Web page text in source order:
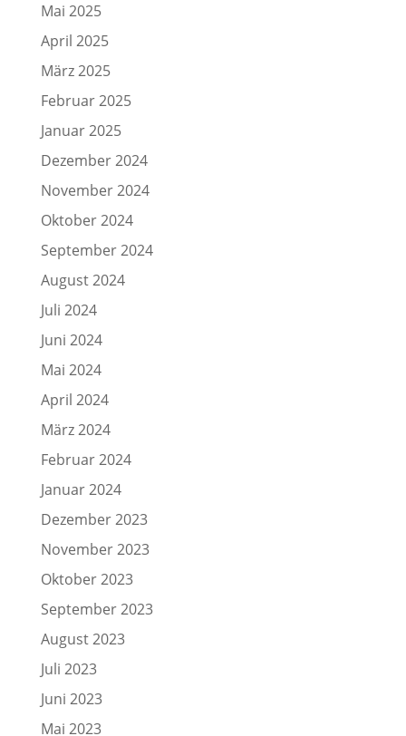
Mai 2025
April 2025
März 2025
Februar 2025
Januar 2025
Dezember 2024
November 2024
Oktober 2024
September 2024
August 2024
Juli 2024
Juni 2024
Mai 2024
April 2024
März 2024
Februar 2024
Januar 2024
Dezember 2023
November 2023
Oktober 2023
September 2023
August 2023
Juli 2023
Juni 2023
Mai 2023